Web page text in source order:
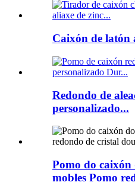
Caixón de latón
Redondo de
personalizado...
Pomo do
mobles Pomo